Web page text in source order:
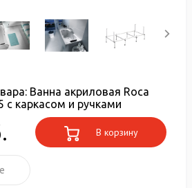
Ванна акриловая Roca
с каркасом и ручками
В корзину